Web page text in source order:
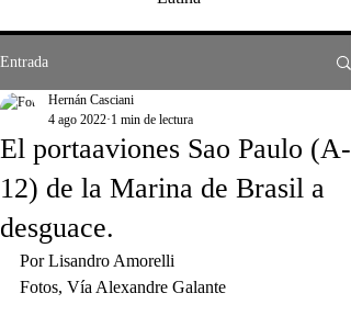
Entrada
El portaaviones Sao Paulo (A-
12) de la Marina de Brasil a
desguace.
Hernán Casciani
4 ago 2022 1 min de lectura
Por Lisandro Amorelli
Fotos, Vía Alexandre Galante